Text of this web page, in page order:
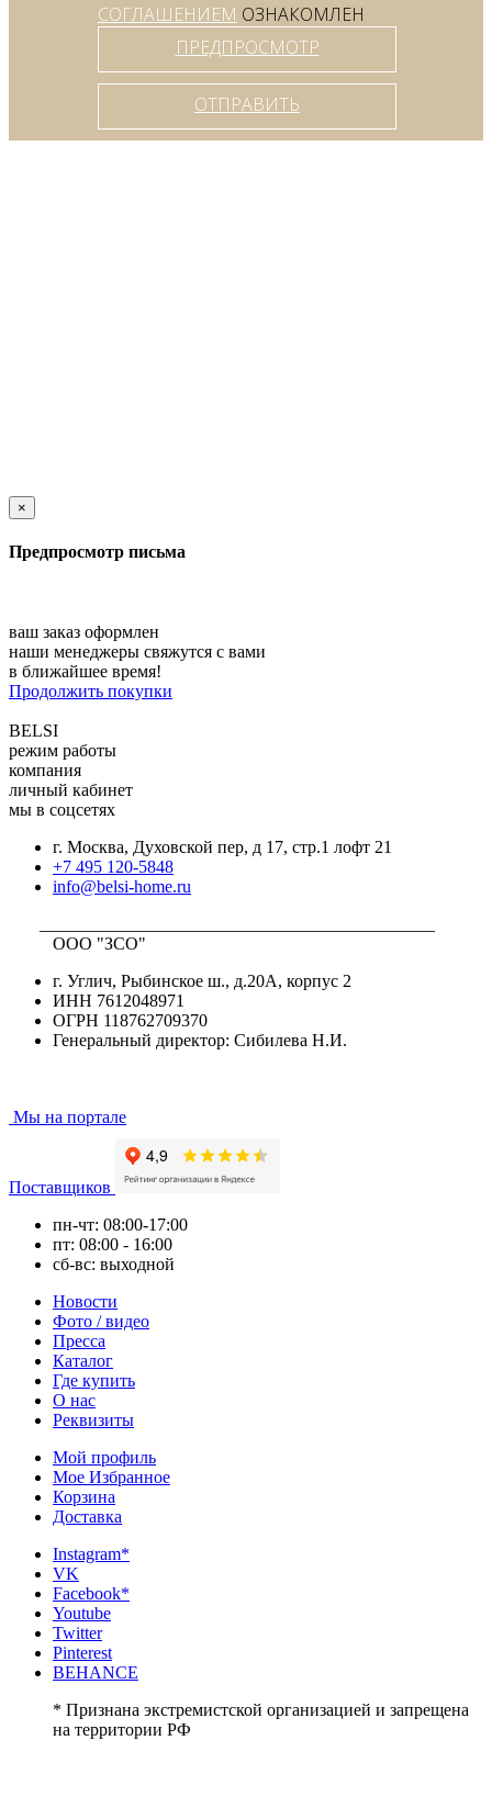
СОГЛАШЕНИЕМ ОЗНАКОМЛЕН
ПРЕДПРОСМОТР
ОТПРАВИТЬ
×
Предпросмотр письма
ваш заказ оформлен
наши менеджеры свяжутся с вами
в ближайшее время!
Продолжить покупки
BELSI
режим работы
компания
личный кабинет
мы в соцсетях
г. Москва, Духовской пер, д 17, стр.1 лофт 21
+7 495 120-5848
info@belsi-home.ru
ООО "ЗСО"
г. Углич, Рыбинское ш., д.20А, корпус 2
ИНН 7612048971
ОГРН 118762709370
Генеральный директор: Сибилева Н.И.
Мы на портале
Поставщиков
пн-чт: 08:00-17:00
пт: 08:00 - 16:00
сб-вс: выходной
Новости
Фото / видео
Пресса
Каталог
Где купить
О нас
Реквизиты
Мой профиль
Мое Избранное
Корзина
Доставка
Instagram*
VK
Facebook*
Youtube
Twitter
Pinterest
BEHANCE
* Признана экстремистской организацией и запрещена
на территории РФ